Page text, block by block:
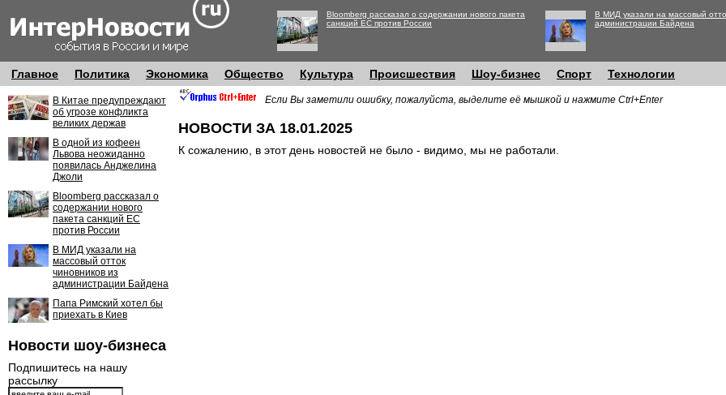
Bloomberg рассказал о содержании нового пакета
санкций ЕС против России
В МИД указали на массовый
администрации Байдена
Главное Политика Экономика Общество Культура Происшествия Шоу-бизнес Спорт Технологии
В Китае предупреждают
об угрозе конфликта
великих держав
В одной из кофеен
Львова неожиданно
появилась Анджелина
Джоли
Bloomberg рассказал о
содержании нового
пакета санкций ЕС
против России
В МИД указали на
массовый отток
чиновников из
администрации Байдена
Папа Римский хотел бы
приехать в Киев
Новости шоу-бизнеса
Подпишитесь на нашу
рассылку
Если Вы заметили ошибку, пожалуйста, выделите её мышкой и нажмите Ctrl+Enter
НОВОСТИ ЗА 18.01.2025
К сожалению, в этот день новостей не было - видимо, мы не работали.